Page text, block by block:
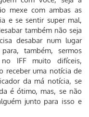
mexe com ambas as
e se sentir super mal,
também não seja
desabar num lugar
também, sermos
no IFF muito difíceis,
receber uma notícia de
da má notícia, se
é ótimo, mas, se não
junto para isso e